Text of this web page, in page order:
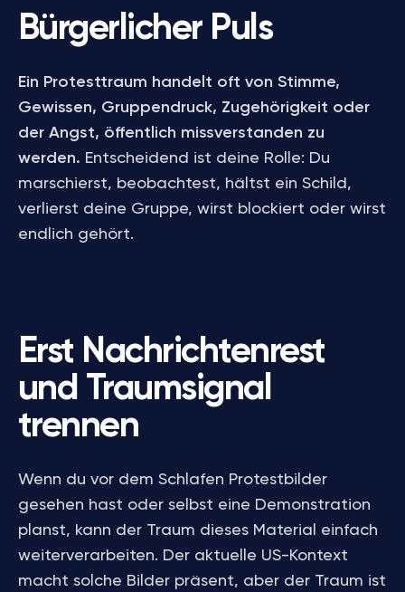
Bürgerlicher Puls
Ein Protesttraum handelt oft von Stimme,
Gewissen, Gruppendruck, Zugehörigkeit oder
der Angst, öffentlich missverstanden zu
werden. Entscheidend ist deine Rolle: Du
marschierst, beobachtest, hältst ein Schild,
verlierst deine Gruppe, wirst blockiert oder wirst
endlich gehört.
Erst Nachrichtenrest
und Traumsignal
trennen
Wenn du vor dem Schlafen Protestbilder
gesehen hast oder selbst eine Demonstration
planst, kann der Traum dieses Material einfach
weiterverarbeiten. Der aktuelle US-Kontext
macht solche Bilder präsent, aber der Traum ist